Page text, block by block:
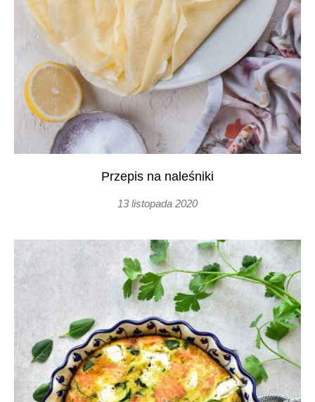
Przepis na naleśniki
13 listopada 2020